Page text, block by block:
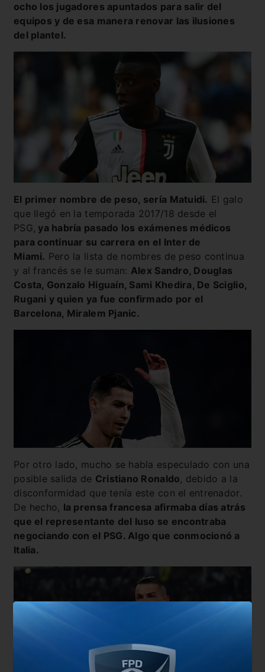
ocho los jugadores apuntados para salir del
equipos y de esa manera renovar las ilusiones
del plantel.
El primer nombre de peso, sería Matuidi. El galo
que llegó en la temporada 2017/18 desde el
PSG, ya habría pasado los exámenes médicos
para continuar su carrera en el Inter de
Miami. Pero la lista de nombres de peso continua
y al francés se le suman: Alex Sandro, Douglas
Costa, Gonzalo Higuaín, Sami Khedira, De Sciglio,
Rugani y quien ya fue confirmado por el
Barcelona, Miralem Pjanic.
Por otro lado, mucho se habla especulado con una
posible salida de Cristiano Ronaldo, debido a la
disconformidad que tenía este con el entrenador.
De hecho, la prensa francesa afirmaba días atrás
que el representante del luso se encontraba
negociando con el PSG. Algo que conmocionó a
Italia.